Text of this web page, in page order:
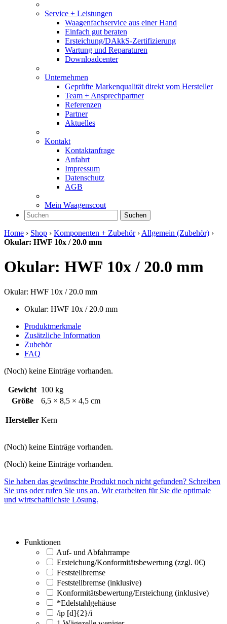
Service + Leistungen
Waagenfachservice aus einer Hand
Einfach gut beraten
Ersteichung/DAkkS-Zertifizierung
Wartung und Reparaturen
Downloadcenter
Unternehmen
Geprüfte Markenqualität direkt vom Hersteller
Team + Ansprechpartner
Referenzen
Partner
Aktuelles
Kontakt
Kontaktanfrage
Anfahrt
Impressum
Datenschutz
AGB
Mein Waagenscout
Suchen
Home › Shop › Komponenten + Zubehör› Allgemein (Zubehör) ›
Okular: HWF 10x / 20.0 mm
Okular: HWF 10x / 20.0 mm
Okular: HWF 10x / 20.0 mm
Okular: HWF 10x / 20.0 mm
Produktmerkmale
Zusätzliche Information
Zubehör
FAQ
(Noch) keine Einträge vorhanden.
Gewicht 100 kg
Größe
6,5 × 8,5 × 4,5 cm
Hersteller Kern
(Noch) keine Einträge vorhanden.
(Noch) keine Einträge vorhanden.
Sie haben das gewünschte Produkt noch nicht gefunden? Schreiben
Sie uns oder rufen Sie uns an. Wir erarbeiten für Sie die optimale
und wirtschaftlichste Lösung.
Funktionen
Auf- und Abfahrrampe
Ersteichung/Konformitätsbewertung (zzgl. 0€)
Feststellbremse
Feststellbremse (inklusive)
Konformitätsbewertung/Ersteichung (inklusive)
*Edelstahlgehäuse
/ip [d]{2}/i